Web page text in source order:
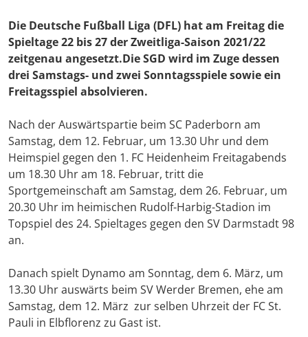
Die Deutsche Fußball Liga (DFL) hat am Freitag die
Spieltage 22 bis 27 der Zweitliga-Saison 2021/22
zeitgenau angesetzt.Die SGD wird im Zuge dessen
drei Samstags- und zwei Sonntagsspiele sowie ein
Freitagsspiel absolvieren.
Nach der Auswärtspartie beim SC Paderborn am
Samstag, dem 12. Februar, um 13.30 Uhr und dem
Heimspiel gegen den 1. FC Heidenheim Freitagabends
um 18.30 Uhr am 18. Februar, tritt die
Sportgemeinschaft am Samstag, dem 26. Februar, um
20.30 Uhr im heimischen Rudolf-Harbig-Stadion im
Topspiel des 24. Spieltages gegen den SV Darmstadt 98
an.
Danach spielt Dynamo am Sonntag, dem 6. März, um
13.30 Uhr auswärts beim SV Werder Bremen, ehe am
Samstag, dem 12. März zur selben Uhrzeit der FC St.
Pauli in Elbflorenz zu Gast ist.